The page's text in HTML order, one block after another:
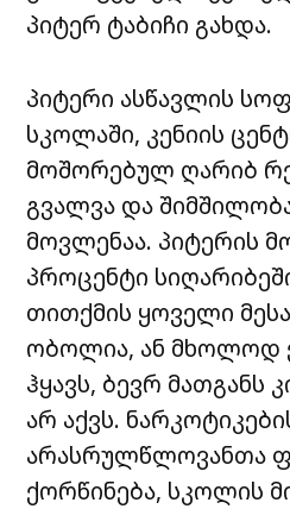
პიტერ ტაბიჩი გახდა.
პიტერი ასწავლის
სკოლაში, კენიის
მოშორებულ ღარიბ
გვალვა და
მოვლენაა. პიტერის
პროცენტი
თითქმის ყოველი
ობოლია, ან მხოლოდ
ჰყავს, ბევრ მათგანს
არ აქვს.
არასრულწლოვანთა
ქორწინება, სკოლის